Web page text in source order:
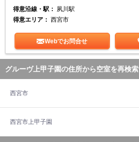
得意沿線・駅：
夙川駅
得意エリア： 西宮市
Webでお問合せ
グルーヴ上甲子園の住所から空室を再検索
西宮市
西宮市上甲子園